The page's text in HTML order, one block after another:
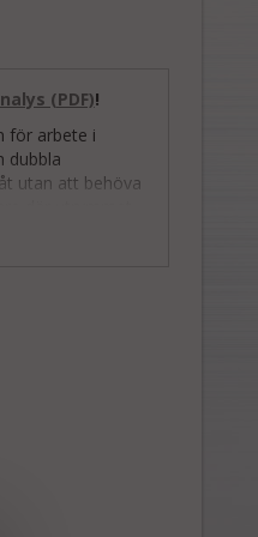
(PDF)!
för arbete i
dubbla
utan att behöva
anpassas
för snabb